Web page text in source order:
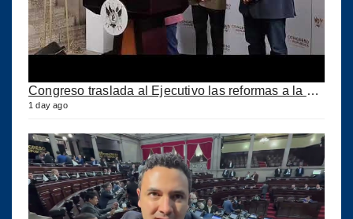
Congreso traslada al Ejecutivo las reformas a la Ley del IUSI tras firma del Decreto 18-2026
1 day ago